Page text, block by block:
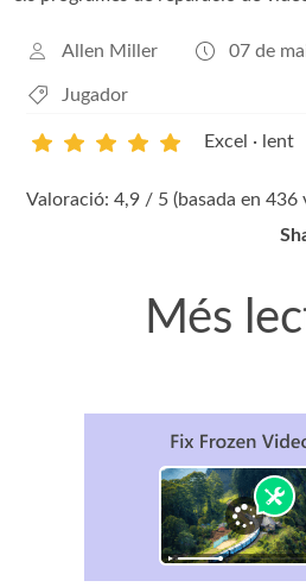
Allen Miller 07 de
Jugador
Excel · lent
Valoració: 4,9 / 5 (basada en 436
Més